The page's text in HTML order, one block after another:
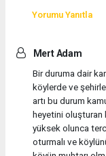
Yorumu Yanıtla
Mert Adam
Bir duruma dair
köylerde ve
artı bu durum
heyetini oluşturan
yüksek olunca
oturmalı ve